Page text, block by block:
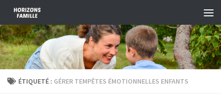
Skip to content
ÉTIQUETÉ : GÉRER TEMPÊTES ÉMOTIONNELLES ENFANTS